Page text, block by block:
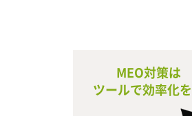
MEO対策は
ツールで効率化を